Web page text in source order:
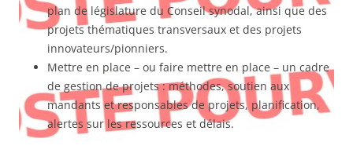
plan de législature du Conseil synodal, ainsi que des
projets thématiques transversaux et des projets
innovateurs/pionniers.
Mettre en place – ou faire mettre en place – un cadre
de gestion de projets : méthodes, soutien aux
mandants et responsables de projets, planification,
alertes sur les ressources et délais.